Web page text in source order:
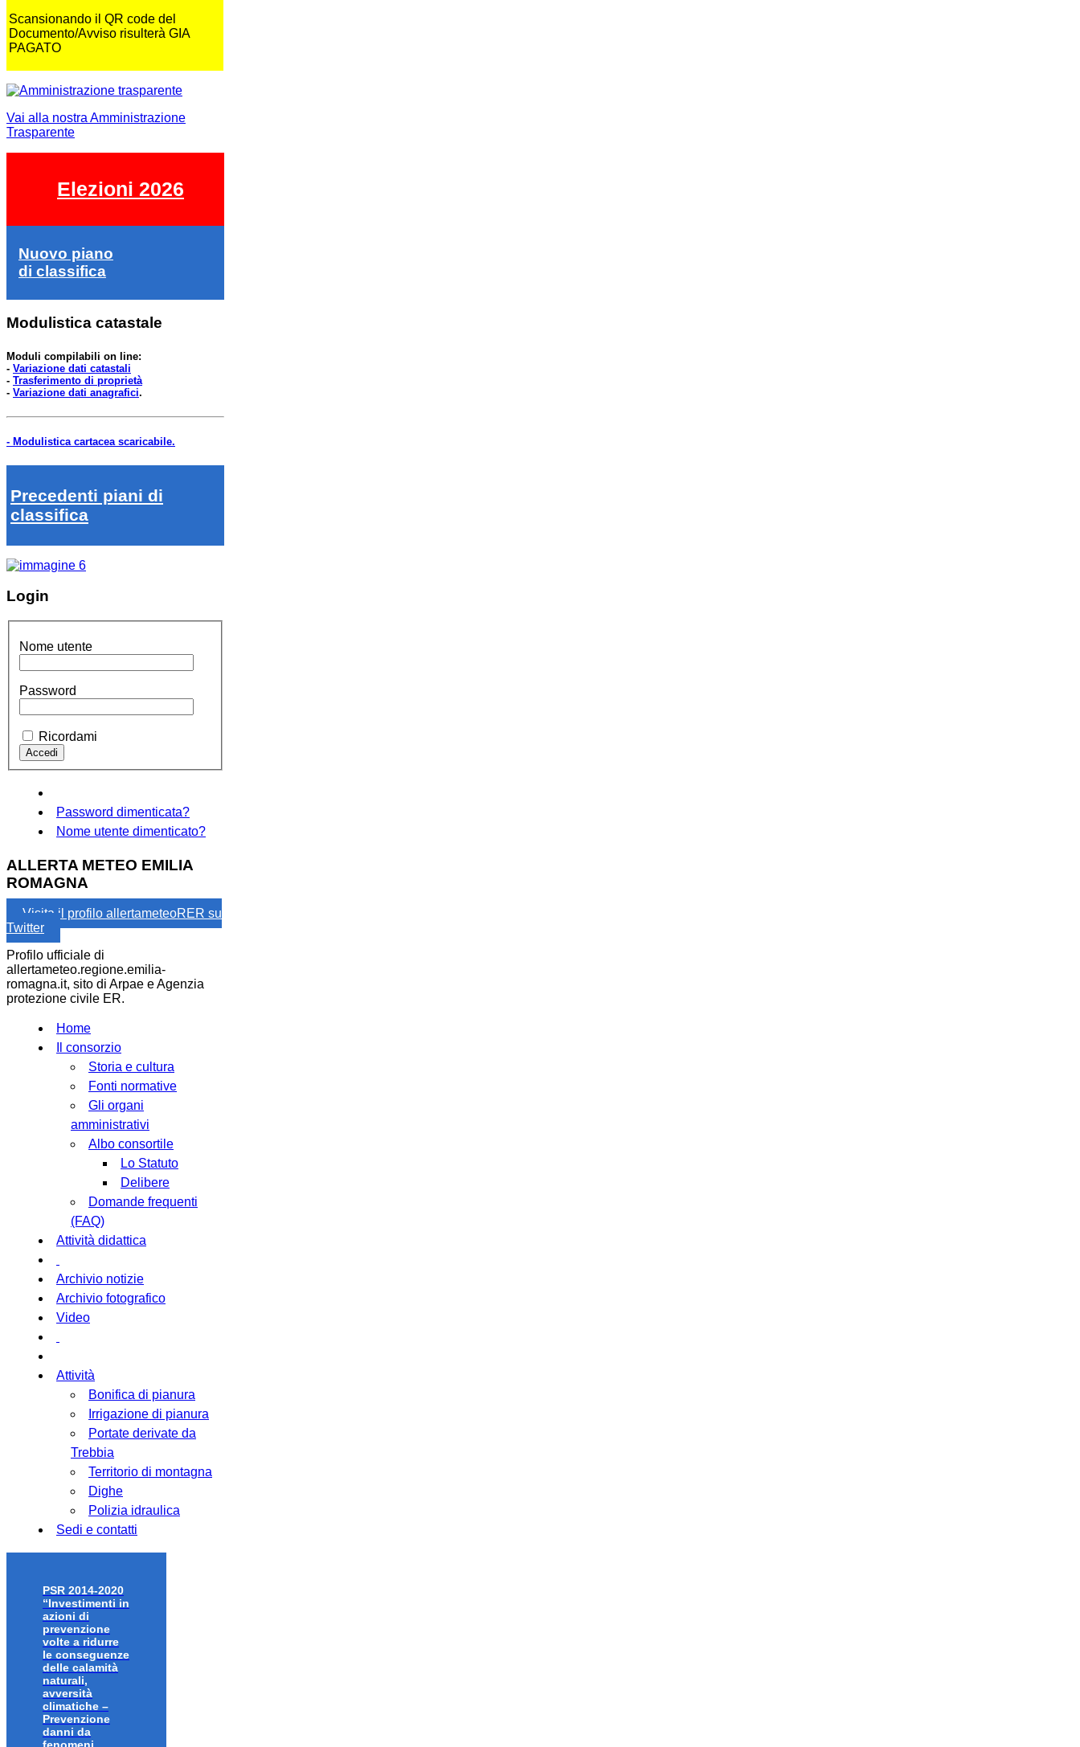
Scansionando il QR code del
Documento/Avviso risulterà GIA
PAGATO
Vai alla nostra Amministrazione
Trasparente
Elezioni 2026
Nuovo piano
di classifica
Modulistica catastale
Moduli compilabili on line:
- Variazione dati catastali
- Trasferimento di proprietà
- Variazione dati anagrafici.
- Modulistica cartacea scaricabile.
Precedenti piani di
classifica
Login
Nome utente
Password
Ricordami
Password dimenticata?
Nome utente dimenticato?
ALLERTA METEO EMILIA
ROMAGNA
Visita il profilo allertameteoRER su
Twitter
Profilo ufficiale di
allertameteo.regione.emilia-
romagna.it, sito di Arpae e Agenzia
protezione civile ER.
Home
Il consorzio
Storia e cultura
Fonti normative
Gli organi
amministrativi
Albo consortile
Lo Statuto
Delibere
Domande frequenti
(FAQ)
Attività didattica
Archivio notizie
Archivio fotografico
Video
Attività
Bonifica di pianura
Irrigazione di pianura
Portate derivate da
Trebbia
Territorio di montagna
Dighe
Polizia idraulica
Sedi e contatti
PSR 2014-2020
“Investimenti in
azioni di
prevenzione
volte a ridurre
le conseguenze
delle calamità
naturali,
avversità
climatiche –
Prevenzione
danni da
fenomeni